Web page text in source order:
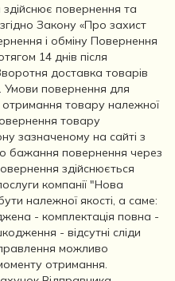
повернення та
Закону «Про захист
і обміну Повернення
14 днів після
доставка товарів
Умови повернення для
отримання товару належної
товару
зазначеному на сайті з
бажання повернення через
здійснюється
компанії "Нова
належної якості, а саме:
- комплектація повна -
- відсутні сліди
можливо
отримання.